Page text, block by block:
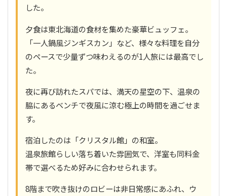
した。
夕食は東北海道の食材を集めた豪華ビュッフェ。
「一人鍋風ジンギスカン」など、様々な料理を自分
のペースで少量ずつ味わえるのが1人旅には最高でし
た。
夜に再び訪れたスパでは、満天の星空の下、温泉の
脇にあるベンチで夜風に涼む極上の時間を過ごせま
す。
宿泊したのは「クリスタル館」の和室。
温泉旅館らしい落ち着いた雰囲気で、洋室も同料金
帯で選べるため好みに合わせられます。
8階まで吹き抜けのロビーは非日常感にあふれ、ウ